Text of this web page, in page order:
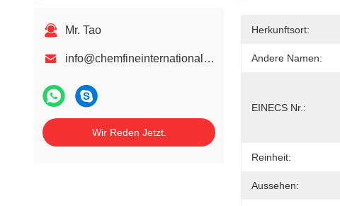
Mr. Tao
info@chemfineinternational.com
Wir Reden Jetzt.
Herkunftsort:
Andere Namen:
EINECS Nr.:
Reinheit:
Aussehen: